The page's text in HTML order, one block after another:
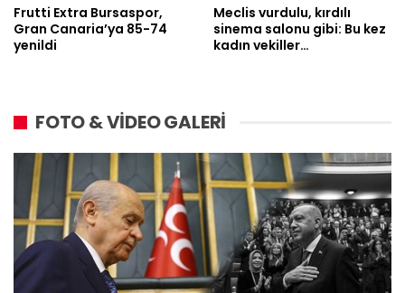
Frutti Extra Bursaspor,
Gran Canaria’ya 85-74
yenildi
Meclis vurdulu, kırdılı
sinema salonu gibi: Bu kez
kadın vekiller…
FOTO & VİDEO GALERİ